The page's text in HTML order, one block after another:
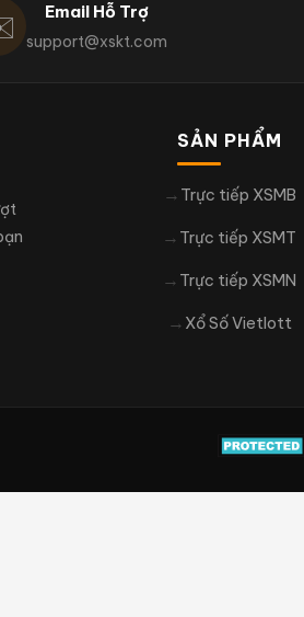
Email Hỗ Trợ
support@xskt.com
SẢN PHẨM
Trực tiếp XSMB
Trực tiếp XSMT
Trực tiếp XSMN
Xổ Số Vietlott